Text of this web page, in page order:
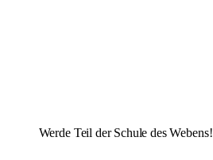
Werde Teil der Schule des Webens!